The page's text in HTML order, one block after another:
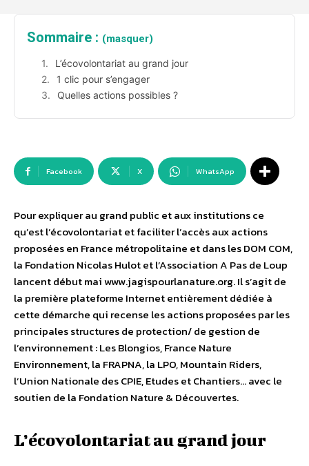
Sommaire : (masquer)
L’écovolontariat au grand jour
1 clic pour s’engager
Quelles actions possibles ?
Facebook X WhatsApp
Pour expliquer au grand public et aux institutions ce
qu’est l’écovolontariat et faciliter l’accès aux actions
proposées en France métropolitaine et dans les DOM COM,
la Fondation Nicolas Hulot et l’Association A Pas de Loup
lancent début mai www.jagispourlanature.org. Il s’agit de
la première plateforme Internet entièrement dédiée à
cette démarche qui recense les actions proposées par les
principales structures de protection/ de gestion de
l’environnement : Les Blongios, France Nature
Environnement, la FRAPNA, la LPO, Mountain Riders,
l’Union Nationale des CPIE, Etudes et Chantiers… avec le
soutien de la Fondation Nature & Découvertes.
L’écovolontariat au grand jour